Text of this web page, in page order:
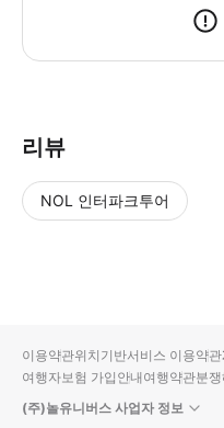
리뷰
NOL 인터파크투어
입니
다.
순
상
이용약관위치기반서비스 이용약관
여행자보험 가입안내여행약관분
(주)놀유니버스 사업자 정보